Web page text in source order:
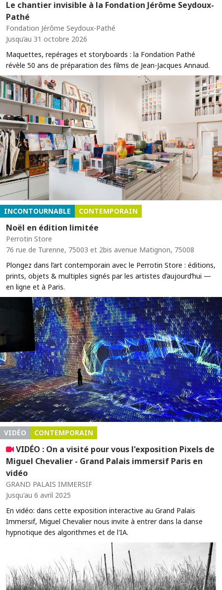
Le chantier invisible à la Fondation Jérôme Seydoux-
Pathé
Fondation Jérôme Seydoux-Pathé
Jusqu’au 31 octobre 2026
Maquettes, repérages et storyboards : la Fondation Pathé
révèle 50 ans de préparation des films de Jean-Jacques Annaud.
INCONTOURNABLE CONTEMPORAIN
Noël en édition limitée
Perrotin Store
76 rue de Turenne, 75003 et 2bis avenue Matignon, 75008
Plongez dans l’art contemporain avec le Perrotin Store : éditions,
prints, objets & multiples signés par les artistes d’aujourd’hui —
en ligne et à Paris.
VIDÉO CONTEMPORAIN
VIDÉO : On a visité pour vous l'exposition Pixels de
Miguel Chevalier - Grand Palais immersif Paris en
vidéo
GRAND PALAIS IMMERSIF
Jusqu'au 6 avril 2025
En vidéo: dans cette exposition interactive au Grand Palais
Immersif, Miguel Chevalier nous invite à entrer dans la danse
hypnotique des algorithmes et de l'IA.